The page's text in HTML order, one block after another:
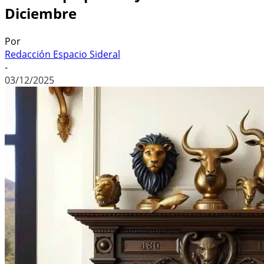
Diciembre
Por
Redacción Espacio Sideral
-
03/12/2025